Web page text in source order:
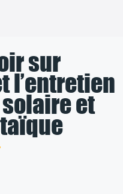
sur
l’entretien
et